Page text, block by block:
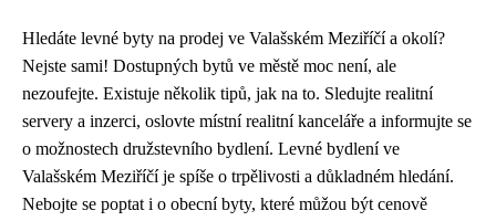
Hledáte levné byty na prodej ve Valašském Meziříčí a okolí?
Nejste sami! Dostupných bytů ve městě moc není, ale
nezoufejte. Existuje několik tipů, jak na to. Sledujte realitní
servery a inzerci, oslovte místní realitní kanceláře a informujte se
o možnostech družstevního bydlení. Levné bydlení ve
Valašském Meziříčí je spíše o trpělivosti a důkladném hledání.
Nebojte se poptat i o obecní byty, které můžou být cenově